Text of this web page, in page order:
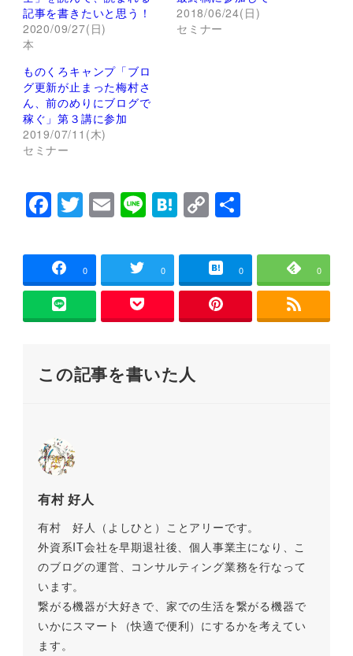
r
で
共
し
い
ウ
ィ
ン
ド
ウ
で
開
)
る
に
は
ク
し
て
く
だ
さ
い
(
ィ
ン
ド
き
す
)
記事を書きたいと思う！
2020/09/27(日)
本
2018/06/24(日)
セミナー
ものくろキャンプ「ブロ
グ更新が止まった梅村さ
ん、前のめりにブログで
稼ぐ」第３講に参加
2019/07/11(木)
セミナー
F
a
c
e
b
o
k
T
wi
tt
er
E
m
ai
l
Li
n
e
H
at
e
n
C
o
p
y
Li
n
共
0 0 0 0
この記事を書いた人
有村 好人
有村 好人（よしひと）ことアリーです。
外資系IT会社を早期退社後、個人事業主になり、こ
のブログの運営、コンサルティング業務を行なって
います。
繋がる機器が大好きで、家での生活を繋がる機器で
いかにスマート（快適で便利）にするかを考えてい
ます。